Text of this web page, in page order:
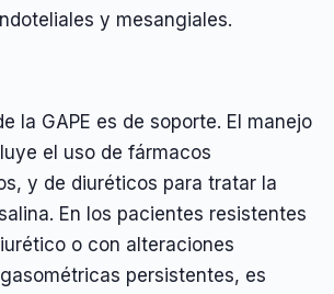
y mesangiales.
la GAPE es de soporte. El manejo
el uso de fármacos
y de diuréticos para tratar la
En los pacientes resistentes
o con alteraciones
persistentes, es